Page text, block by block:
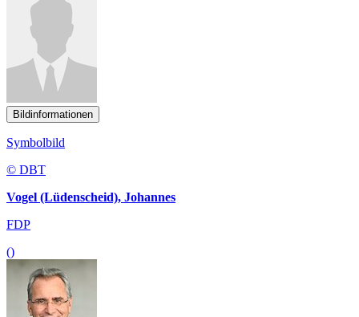
Bildinformationen
Symbolbild
© DBT
Vogel (Lüdenscheid), Johannes
FDP
()